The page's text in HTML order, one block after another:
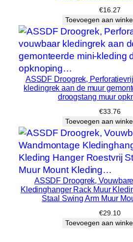
€16.27
Toevoegen aan
ASSDF Droogrek,
kledingrek aan de muur
droogstang muur
€33.76
Toevoegen aan
ASSDF Droogrek,
Kledinghanger Rack Muur
Staal Swing Arm Muur
€29.10
Toevoegen aan